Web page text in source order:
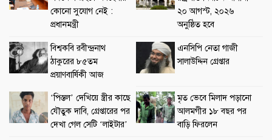
কোনো সুযোগ নেই :
প্রধানমন্ত্রী
২০ আগস্ট, ২০২৬
অনুষ্ঠিত হবে
বিশ্বকবি রবীন্দ্রনাথ
ঠাকুরের ৮৫তম
প্রয়াণবার্ষিকী আজ
এনসিপি নেতা গাজী
সালাউদ্দিন গ্রেপ্তার
‘পিস্তল’ দেখিয়ে স্ত্রীর কাছে
যৌতুক দাবি, গ্রেপ্তারের পর
দেখা গেল সেটি ‘লাইটার’
মৃত ভেবে মিলাদ পড়ানো
আলমগীর ১৮ বছর পর
বাড়ি ফিরলেন